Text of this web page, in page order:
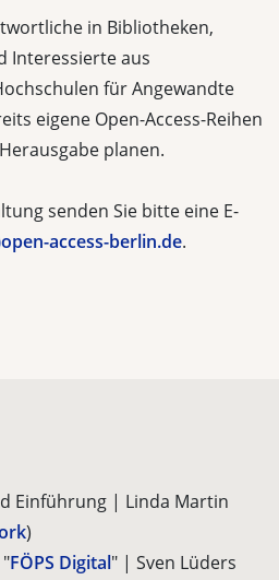
in Bibliotheken,
Interessierte aus
für Angewandte
eigene Open-Access-Reihen
planen.
senden Sie bitte eine E-
access-berlin.de.
Einführung | Linda Martin
)
FÖPS Digital" | Sven Lüders